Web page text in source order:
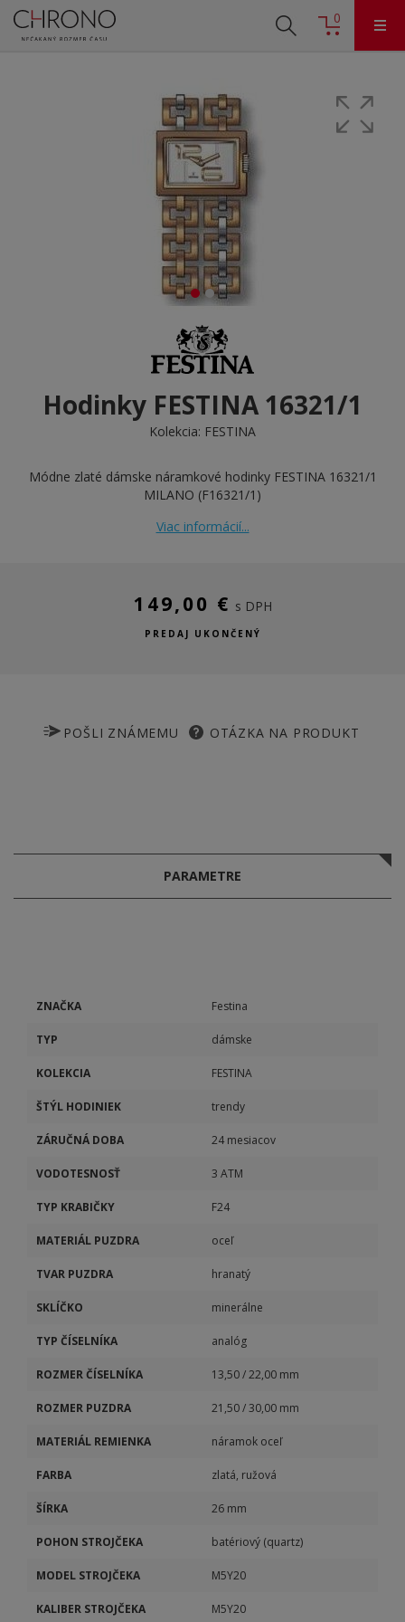
0
Hodinky FESTINA 16321/1
Kolekcia: FESTINA
Módne zlaté dámske náramkové hodinky FESTINA 16321/1
MILANO (F16321/1)
Viac informácií...
149,00 € s DPH
PREDAJ UKONČENÝ
POŠLI ZNÁMEMU OTÁZKA NA PRODUKT
PARAMETRE
ZNAČKA Festina
TYP dámske
KOLEKCIA FESTINA
ŠTÝL HODINIEK trendy
ZÁRUČNÁ DOBA 24 mesiacov
VODOTESNOSŤ 3 ATM
TYP KRABIČKY F24
MATERIÁL PUZDRA oceľ
TVAR PUZDRA hranatý
SKLÍČKO minerálne
TYP ČÍSELNÍKA analóg
ROZMER ČÍSELNÍKA 13,50 / 22,00 mm
ROZMER PUZDRA 21,50 / 30,00 mm
MATERIÁL REMIENKA náramok oceľ
FARBA zlatá, ružová
ŠÍRKA 26 mm
POHON STROJČEKA batériový (quartz)
MODEL STROJČEKA M5Y20
KALIBER STROJČEKA M5Y20